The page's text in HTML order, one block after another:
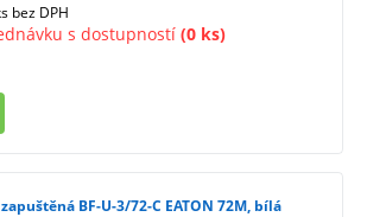
bez DPH
s dostupností (0 ks)
BF-U-3/72-C EATON 72M, bílá